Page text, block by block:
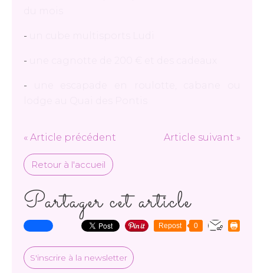
-
-
-
« Article précédent Article suivant »
Retour à l'accueil
Partager cet article
Repost 0
S'inscrire à la newsletter